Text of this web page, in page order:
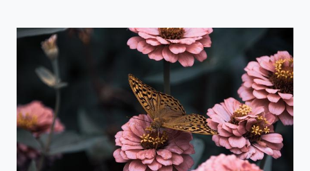
PRO
OBLOŽKOVOU
ZÁRUBEŇ:
PROFESIONÁLNÍ
RADY
A
TRIKY